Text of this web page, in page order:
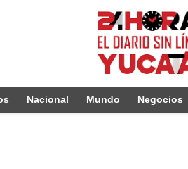
Nacional Mundo Negocios